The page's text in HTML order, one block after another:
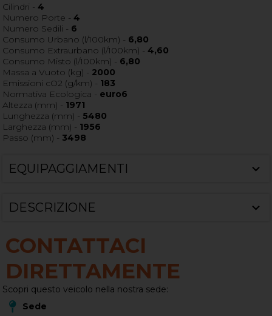
Cilindri -4
Numero Porte -4
Numero Sedili - 6
Consumo Urbano (l/100km) - 6,80
Consumo Extraurbano (l/100km) -4,60
Consumo Misto (l/100km) - 6,80
Massa a Vuoto (kg) - 2000
Emissioni cO2 (g/km) - 183
Normativa Ecologica - euro6
Altezza (mm) - 1971
Lunghezza (mm) - 5480
Larghezza (mm) - 1956
Passo (mm) - 3498
EQUIPAGGIAMENTI
DESCRIZIONE
CONTATTACI
DIRETTAMENTE
Scopri questo veicolo nella nostra sede:
Sede